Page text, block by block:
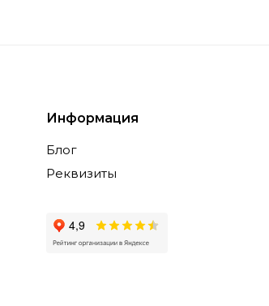
Информация
Блог
Реквизиты